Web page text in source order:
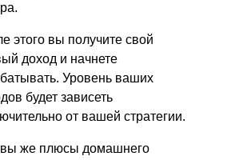
этого вы получите свой
доход и начнете
Уровень ваших
будет зависеть
от вашей стратегии.
же плюсы домашнего